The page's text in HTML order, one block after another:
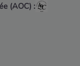
(AOC) :